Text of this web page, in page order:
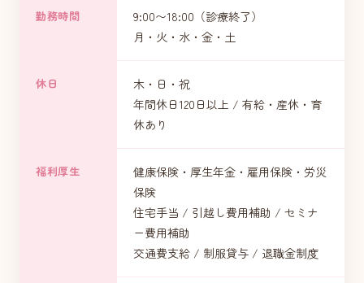
勤務時間
9:00〜18:00（診療終了）
月・火・水・金・土
休日
木・日・祝
年間休日120日以上 / 有給・産休・育
休あり
福利厚生
健康保険・厚生年金・雇用保険・労災
保険
住宅手当 / 引越し費用補助 / セミナ
ー費用補助
交通費支給 / 制服貸与 / 退職金制度